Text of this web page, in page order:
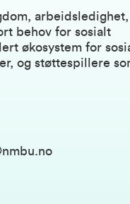
behov for sosialt
økosystem for
og støttespillere